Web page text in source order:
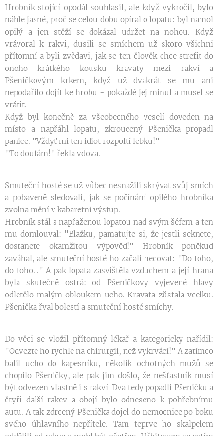
Hrobník stojící opodál souhlasil, ale když vykročil, bylo
náhle jasné, proč se celou dobu opíral o lopatu: byl namol
opilý a jen stěží se dokázal udržet na nohou. Když
vrávoral k rakvi, dusili se smíchem už skoro všichni
přítomní a byli zvědavi, jak se ten člověk chce strefit do
onoho krátkého kousku kravaty mezi rakví a
Pšeničkovým krkem, když už dvakrát se mu ani
nepodařilo dojít ke hrobu - pokaždé jej minul a musel se
vrátit.
Když byl konečně za všeobecného veselí doveden na
místo a napřáhl lopatu, zkroucený Pšenička propadl
panice. "Vždyť mi ten idiot rozpoltí lebku!"
"To doufám!" řekla vdova.
Smuteční hosté se už vůbec nesnažili skrývat svůj smích
a pobaveně sledovali, jak se počínání opilého hrobníka
zvolna mění v kabaretní výstup.
Hrobník stál s napřaženou lopatou nad svým šéfem a ten
mu domlouval: "Blažku, pamatujte si, že jestli seknete,
dostanete okamžitou výpověď!" Hrobník poněkud
zaváhal, ale smuteční hosté ho začali hecovat: "Do toho,
do toho..." A pak lopata zasvištěla vzduchem a její hrana
byla skutečně ostrá: od Pšeničkovy vyjevené hlavy
odletělo malým obloukem ucho. Kravata zůstala vcelku.
Pšenička řval bolestí a smuteční hosté smíchy.
Do věci se vložil přítomný lékař a kategoricky nařídil:
"Odvezte ho rychle na chirurgii, než vykrvácí!" A zatímco
balil ucho do kapesníku, několik ochotných mužů se
chopilo Pšeničky, ale pak jim došlo, že nešťastník musí
být odvezen vlastně i s rakví. Dva tedy popadli Pšeničku a
čtyři další rakev a obojí bylo odneseno k pohřebnímu
autu. A tak zdrcený Pšenička dojel do nemocnice po boku
svého úhlavního nepřítele. Tam teprve ho skalpelem